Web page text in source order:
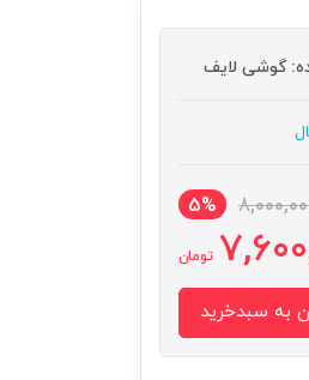
گوشی لایف
5%
تومان